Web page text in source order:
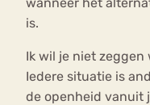
is.
Ik wil je niet zeggen
Iedere situatie is
de openheid vanuit